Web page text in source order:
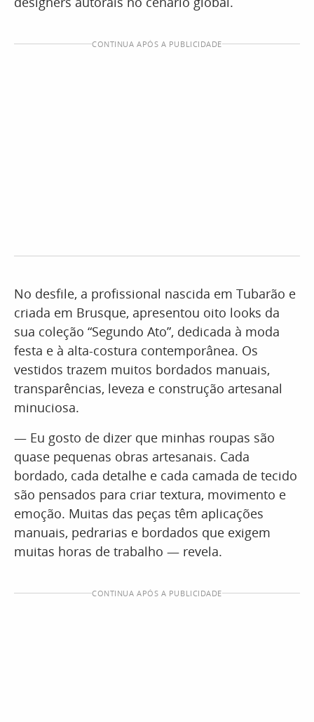
CONTINUA APÓS A PUBLICIDADE
No desfile, a profissional nascida em Tubarão e
criada em Brusque, apresentou oito looks da
sua coleção “Segundo Ato”, dedicada à moda
festa e à alta-costura contemporânea. Os
vestidos trazem muitos bordados manuais,
transparências, leveza e construção artesanal
minuciosa.
— Eu gosto de dizer que minhas roupas são
quase pequenas obras artesanais. Cada
bordado, cada detalhe e cada camada de tecido
são pensados para criar textura, movimento e
emoção. Muitas das peças têm aplicações
manuais, pedrarias e bordados que exigem
muitas horas de trabalho — revela.
CONTINUA APÓS A PUBLICIDADE